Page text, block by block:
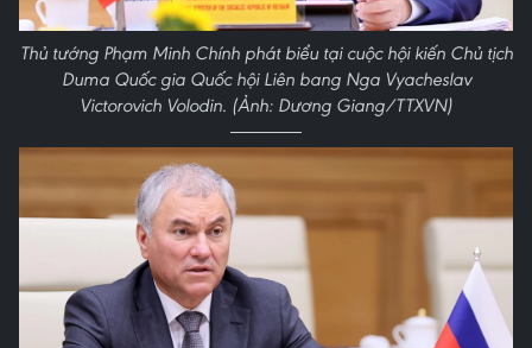
Thủ tướng Phạm Minh Chính phát biểu tại cuộc hội kiến Chủ tịch
Duma Quốc gia Quốc hội Liên bang Nga Vyacheslav
Victorovich Volodin. (Ảnh: Dương Giang/TTXVN)